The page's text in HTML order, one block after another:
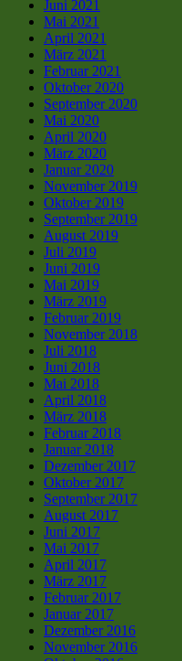
Juni 2021
Mai 2021
April 2021
März 2021
Februar 2021
Oktober 2020
September 2020
Mai 2020
April 2020
März 2020
Januar 2020
November 2019
Oktober 2019
September 2019
August 2019
Juli 2019
Juni 2019
Mai 2019
März 2019
Februar 2019
November 2018
Juli 2018
Juni 2018
Mai 2018
April 2018
März 2018
Februar 2018
Januar 2018
Dezember 2017
Oktober 2017
September 2017
August 2017
Juni 2017
Mai 2017
April 2017
März 2017
Februar 2017
Januar 2017
Dezember 2016
November 2016